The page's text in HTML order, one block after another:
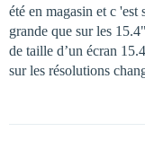
été en magasin et c
grande que sur les
de taille d’un écran
sur les résolutions